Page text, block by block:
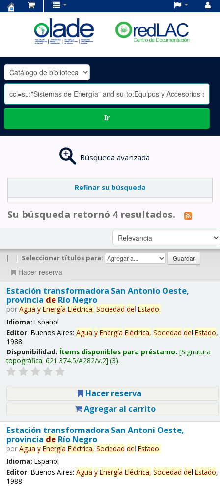
OLADE
-
Ir
Búsqueda avanzada
Refinar su búsqueda
Su búsqueda retornó 4 resultados.
| | Seleccionar títulos para:
Hacer reserva
Estación transformadora San Antonio Oeste,
provincia deRío Negro
por Agua y Energía Eléctrica, Sociedad del Estado.
Idioma: Español
Editor: Buenos Aires: Agua y Energía Eléctrica, Sociedad del Estado,
1988
Disponibilidad: Ítems disponibles para préstamo: Signatura
topográfica: 621.374.5/A282/v.2 (3).
Hacer reserva
Agregar al carrito
Estación transformadora San Antoni Oeste,
provincia deRío Negro
por Agua y Energía Eléctrica, Sociedad del Estado.
Idioma: Español
Editor: Buenos Aires: Agua y Energía Eléctrica, Sociedad del Estado,
1988